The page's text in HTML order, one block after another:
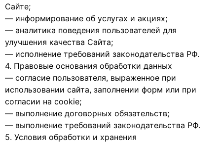
Сайте;
— информирование об услугах и акциях;
— аналитика поведения пользователей для
улучшения качества Сайта;
— исполнение требований законодательства РФ.
4. Правовые основания обработки данных
— согласие пользователя, выраженное при
использовании сайта, заполнении форм или при
согласии на cookie;
— выполнение договорных обязательств;
— выполнение требований законодательства РФ.
5. Условия обработки и хранения